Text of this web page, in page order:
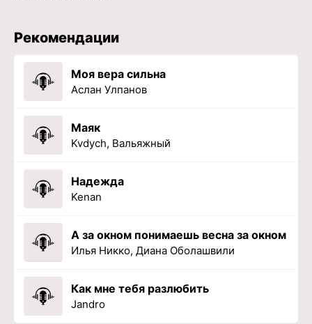
Рекомендации
Моя вера сильна
Аслан Улпанов
Маяк
Kvdych, Вальяжный
Надежда
Kenan
А за окном понимаешь весна за окном
Илья Никко, Диана Оболашвили
Как мне тебя разлюбить
Jandro